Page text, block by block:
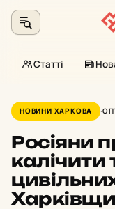
до
контенту
Статті
НОВИНИ ХАРКОВА
Росіяни
калічити